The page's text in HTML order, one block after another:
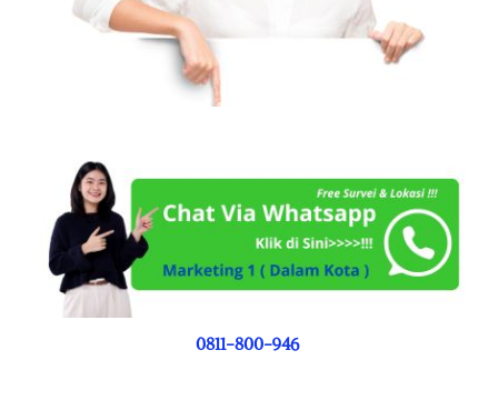
0811-800-946